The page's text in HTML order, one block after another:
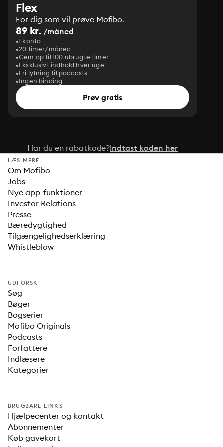
Flex
For dig som vil prøve Mofibo.
89 kr. /måned
1 konto
20 timer/måned
Gem op til 100 ubrugte timer
Eksklusivt indhold hver uge
Fri lytning til podcasts
Ingen binding
Prøv gratis
Har du en rabatkode?Indtast koden her
LÆS MERE
Om Mofibo
Jobs
Nye app-funktioner
Investor Relations
Presse
Bæredygtighed
Tilgængelighedserklæring
Whistleblow
UDFORSK
Søg
Bøger
Bogserier
Mofibo Originals
Podcasts
Forfattere
Indlæsere
Kategorier
BRUGBARE LINKS
Hjælpecenter og kontakt
Abonnementer
Køb gavekort